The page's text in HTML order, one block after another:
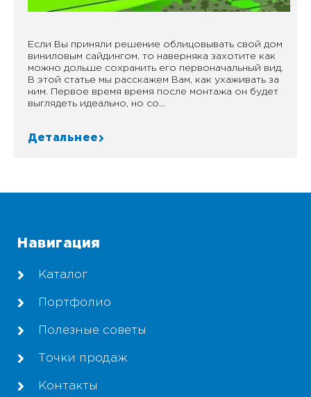
Если Вы приняли решение облицовывать свой дом
виниловым сайдингом, то наверняка захотите как
можно дольше сохранить его первоначальный вид.
В этой статье мы расскажем Вам, как ухаживать за
ним. Первое время время после монтажа он будет
выглядеть идеально, но со...
Детальнее
Навигация
Каталог
Портфолио
Полезные советы
Точки продаж
Контакты